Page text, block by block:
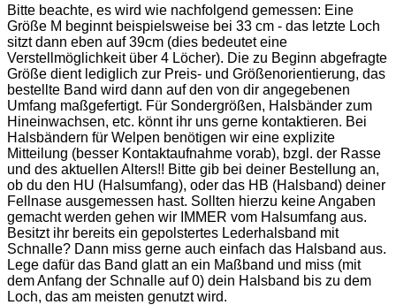
Bitte beachte, es wird wie nachfolgend gemessen: Eine
Größe M beginnt beispielsweise bei 33 cm - das letzte Loch
sitzt dann eben auf 39cm (dies bedeutet eine
Verstellmöglichkeit über 4 Löcher). Die zu Beginn abgefragte
Größe dient lediglich zur Preis- und Größenorientierung, das
bestellte Band wird dann auf den von dir angegebenen
Umfang maßgefertigt. Für Sondergrößen, Halsbänder zum
Hineinwachsen, etc. könnt ihr uns gerne kontaktieren. Bei
Halsbändern für Welpen benötigen wir eine explizite
Mitteilung (besser Kontaktaufnahme vorab), bzgl. der Rasse
und des aktuellen Alters!! Bitte gib bei deiner Bestellung an,
ob du den HU (Halsumfang), oder das HB (Halsband) deiner
Fellnase ausgemessen hast. Sollten hierzu keine Angaben
gemacht werden gehen wir IMMER vom Halsumfang aus.
Besitzt ihr bereits ein gepolstertes Lederhalsband mit
Schnalle? Dann miss gerne auch einfach das Halsband aus.
Lege dafür das Band glatt an ein Maßband und miss (mit
dem Anfang der Schnalle auf 0) dein Halsband bis zu dem
Loch, das am meisten genutzt wird.